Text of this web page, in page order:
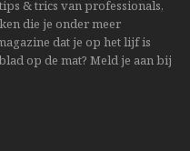
& trics van professionals,
die je onder meer
dat je op het lijf is
op de mat? Meld je aan bij